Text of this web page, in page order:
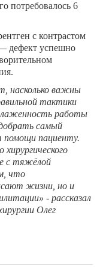
потребовалось 6
с контрастом
дефект успешно
насколько важны
тактики
работы
самый
пациенту.
с тяжёлой
что
жизни, но и
- рассказал
Олег